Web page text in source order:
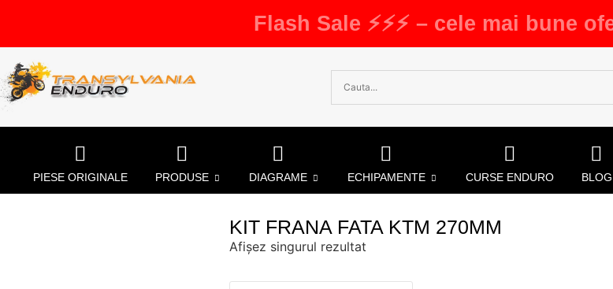
Flash Sale ⚡⚡⚡ – cele mai bune
PIESE ORIGINALE PRODUSE DIAGRAME ECHIPAMENTE CURSE ENDURO BLOG
KIT FRANA FATA KTM 270MM
Afișez singurul rezultat